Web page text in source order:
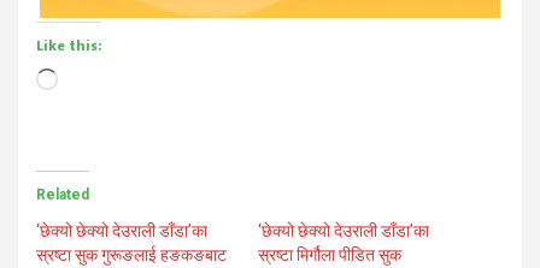
Like this:
Loading…
Related
‘छेक्यो छेक्यो देउराली डाँडा’का
स्रष्टा सुक गुरूङलाई हङकङबाट
‘छेक्यो छेक्यो देउराली डाँडा’का
स्रष्टा मिर्गौला पीडित सुक